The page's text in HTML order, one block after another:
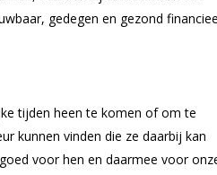
gedegen en gezond
tijden heen te komen of om te
kunnen vinden die ze daarbij kan
voor hen en daarmee voor